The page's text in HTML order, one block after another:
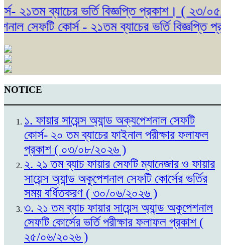
ব্যাচের ভর্তি বিজ্ঞপ্তি প্রকাশ। ( ২৩/০৫/
সেফটি কোর্স - ২১তম ব্যাচের ভর্তি বিজ্ঞপ্তি
NOTICE
১. ফায়ার সায়েন্স অ্যান্ড অক্যপেশনাল সেফটি
কোর্স- ২০ তম ব্যাচের ফাইনাল পরীক্ষার ফলাফল
প্রকাশ ( ০৩/০৮/২০২৬ )
২. ২১ তম ব্যাচ ফায়ার সেফটি ম্যানেজার ও ফায়ার
সায়েন্স অ্যান্ড অকুপেশনাল সেফটি কোর্সের ভর্তির
সময় বর্ধিতকরণ ( ৩০/০৬/২০২৬ )
৩. ২১ তম ব্যাচ ফায়ার সায়েন্স অ্যান্ড অকুপেশনাল
সেফটি কোর্সের ভর্তি পরীক্ষার ফলাফল প্রকাশ (
২৫/০৬/২০২৬ )